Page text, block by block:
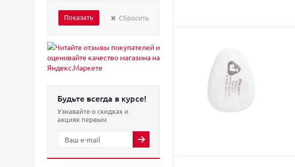
Сбросить
Будьте всегда в курсе!
Узнавайте о скидках и
акциях первым